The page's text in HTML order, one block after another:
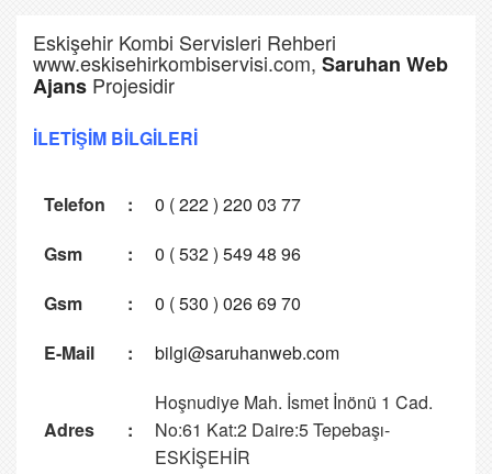
Eskişehir Kombi Servisleri Rehberi
www.eskisehirkombiservisi.com, Saruhan Web
Ajans Projesidir
İLETİŞİM BİLGİLERİ
Telefon :
0 ( 222 ) 220 03 77
Gsm
:
0 ( 532 ) 549 48 96
Gsm
:
0 ( 530 ) 026 69 70
E-Mail
: bilgi@saruhanweb.com
Adres :
Hoşnudiye Mah. İsmet İnönü 1 Cad.
No:61 Kat:2 Daire:5 Tepebaşı-
ESKİŞEHİR